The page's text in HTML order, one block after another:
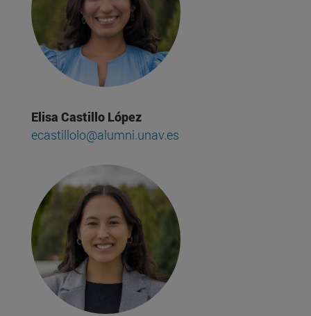
Elisa Castillo López
ecastillolo@alumni.unav.es